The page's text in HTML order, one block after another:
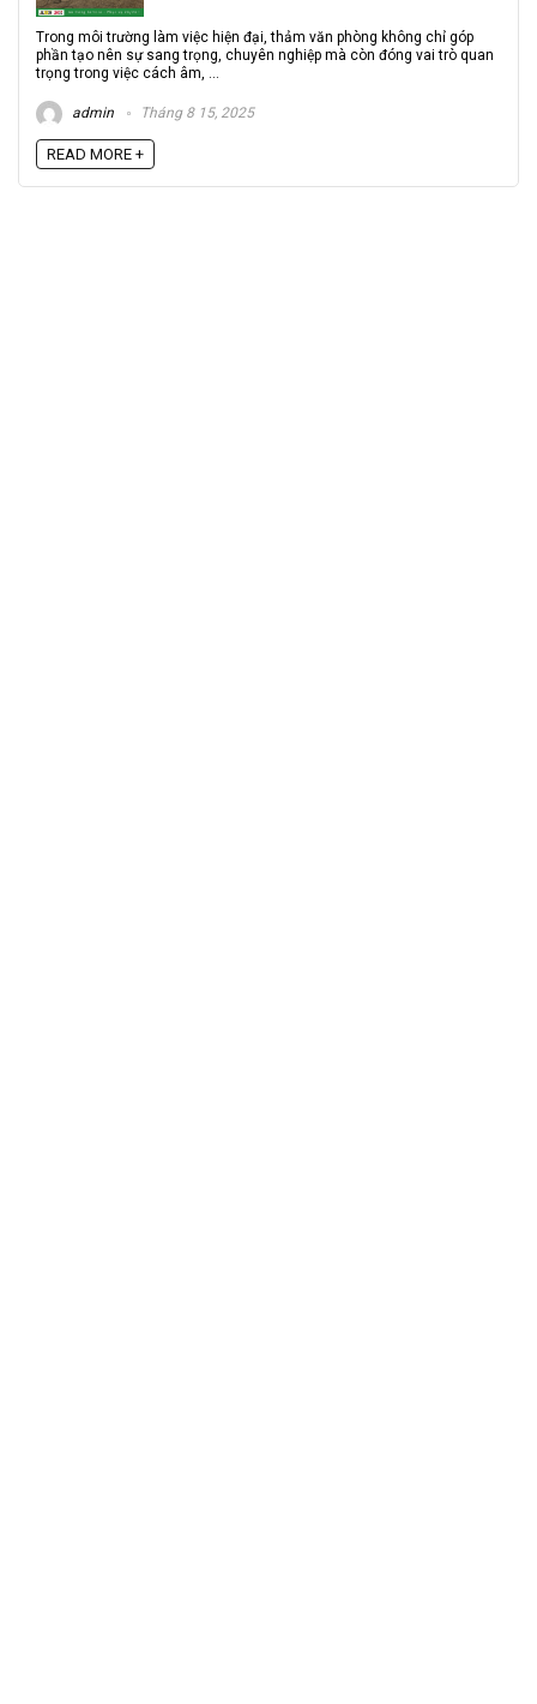
Trong môi trường làm việc hiện đại, thảm văn phòng không chỉ góp
phần tạo nên sự sang trọng, chuyên nghiệp mà còn đóng vai trò quan
trọng trong việc cách âm, ...
admin Tháng 8 15, 2025
READ MORE +